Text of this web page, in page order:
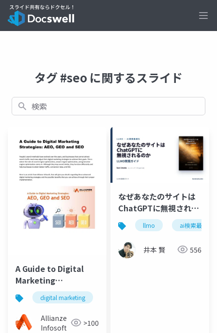
タグ #seo に関するスライド
検索
A Guide to Digital
Marketing
Strategies- AEO, GEO
and SEO
digital marketing
Allianze
Infosoft
>100
なぜあなたのサイトは
ChatGPTに無視される
のか ― LLMO(AI検索最
適化)入門
llmo ai検索最適化
井本 賢 556